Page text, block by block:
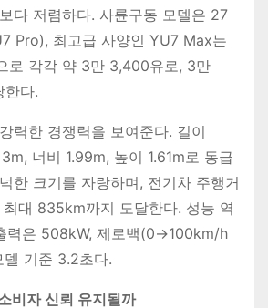
다 저렴하다. 사륜구동 모델은 27
Pro), 최고급 사양인 YU7 Max는
로 각각 약 3만 3,400유로, 3만
한다.
력한 경쟁력을 보여준다. 길이
너비 1.99m, 높이 1.61m로 동급
한 크기를 자랑하며, 전기차 주행거
대 835km까지 도달한다. 성능 역
력은 508kW, 제로백(0→100km/h
기준 3.2초다.
비자 신뢰 유지될까